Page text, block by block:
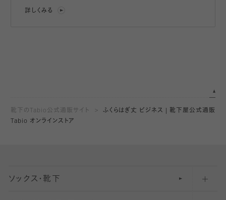
詳しくみる
靴下のTabio公式通販サイト
ふくらはぎ丈 ビジネス | 靴下屋公式通販
Tabio オンラインストア
ソックス・靴下